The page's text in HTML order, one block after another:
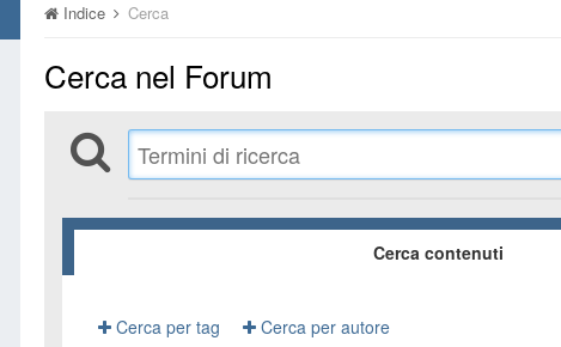
Indice Cerca
Cerca nel Forum
Cerca contenuti
Cerca per tag Cerca per autore